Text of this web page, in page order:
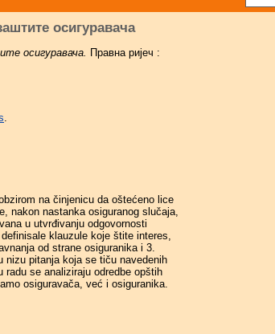
осигуравача
осигуравача.
Правна ријеч :
na činjenicu da oštećeno lice
nakon nastanka osiguranog slučaja,
u utvrđivanju odgovornosti
klauzule koje štite interes,
od strane osiguranika i 3.
nizu pitanja koja se tiču navedenih
se analiziraju odredbe opštih
osiguravača, već i osiguranika.